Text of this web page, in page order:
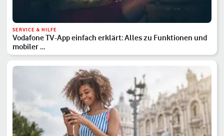
SERVICE & HILFE
Vodafone TV-App einfach erklärt: Alles zu Funktionen und
mobiler …